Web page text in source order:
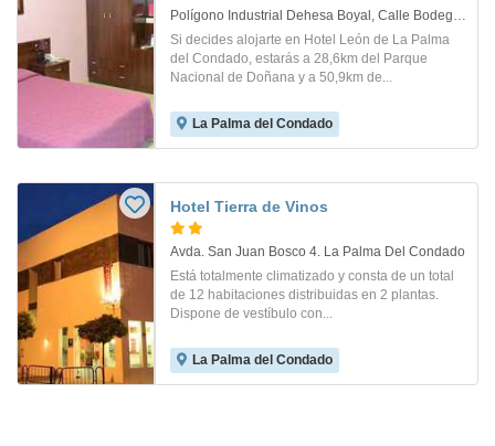
Polígono Industrial Dehesa Boyal, Calle Bodega Salas, 1-3. La Palma Del Condado
Si decides alojarte en Hotel León de La Palma
del Condado, estarás a 28,6km del Parque
Nacional de Doñana y a 50,9km de...
La Palma del Condado
Hotel Tierra de Vinos
Avda. San Juan Bosco 4. La Palma Del Condado
Está totalmente climatizado y consta de un total
de 12 habitaciones distribuidas en 2 plantas.
Dispone de vestíbulo con...
La Palma del Condado